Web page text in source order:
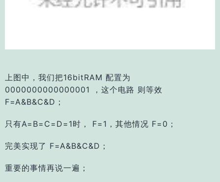
上图中，我们把16bitRAM 配置为
0000000000000001 ，这个电路 则等效
F=A&B&C&D；
只有A=B=C=D=1时， F=1，其他情况 F=0；
完美实现了 F=A&B&C&D；
重要的事情再说一遍；